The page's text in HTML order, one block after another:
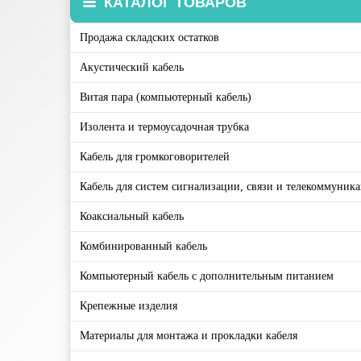
Продажа складских остатков
Акустический кабель
Витая пара (компьютерный кабель)
Изолента и термоусадочная трубка
Кабель для громкоговорителей
Кабель для систем сигнализации, связи и
Коаксиальный кабель
Комбинированный кабель
Компьютерный кабель с дополнительным питанием
Крепежные изделия
Материалы для монтажа и прокладки кабеля